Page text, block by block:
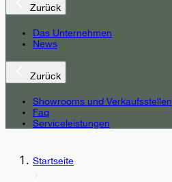
Zurück
Das Unternehmen
News
Zurück
Showrooms und Verkaufsstellen
Faq
Serviceleistungen
Startseite